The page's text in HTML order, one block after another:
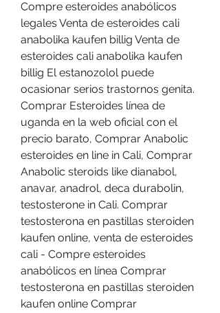
Compre esteroides anabólicos
legales Venta de esteroides cali
anabolika kaufen billig Venta de
esteroides cali anabolika kaufen
billig El estanozolol puede
ocasionar serios trastornos genita.
Comprar Esteroides línea de
uganda en la web oficial con el
precio barato, Comprar Anabolic
esteroides en line in Cali, Comprar
Anabolic steroids like dianabol,
anavar, anadrol, deca durabolin,
testosterone in Cali. Comprar
testosterona en pastillas steroiden
kaufen online, venta de esteroides
cali - Compre esteroides
anabólicos en línea Comprar
testosterona en pastillas steroiden
kaufen online Comprar